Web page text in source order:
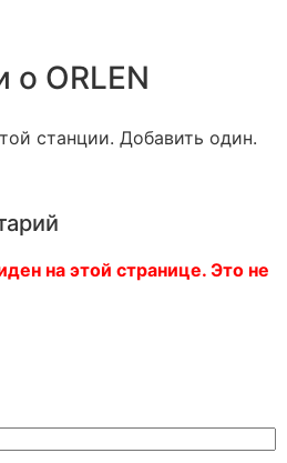
ORLEN
станции. Добавить один.
на этой странице. Это не